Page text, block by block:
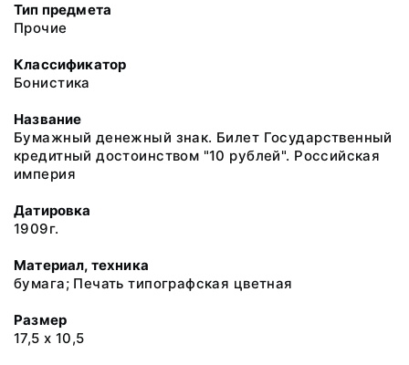
Тип предмета
Прочие
Классификатор
Бонистика
Название
Бумажный денежный знак. Билет Государственный
кредитный достоинством "10 рублей". Российская
империя
Датировка
1909г.
Материал, техника
бумага; Печать типографская цветная
Размер
17,5 х 10,5